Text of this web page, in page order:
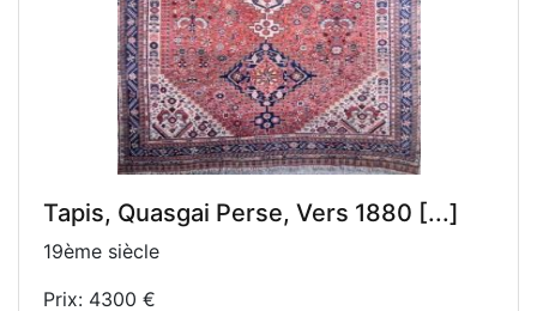
Tapis, Quasgai Perse, Vers 1880 [...]
19ème siècle
Prix: 4300 €